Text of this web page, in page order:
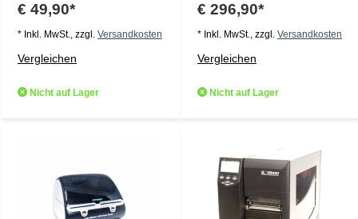
€ 49,90*
* Inkl. MwSt., zzgl. Versandkosten
Vergleichen
Nicht auf Lager
€ 296,90*
* Inkl. MwSt., zzgl. Versandkosten
Vergleichen
Nicht auf Lager